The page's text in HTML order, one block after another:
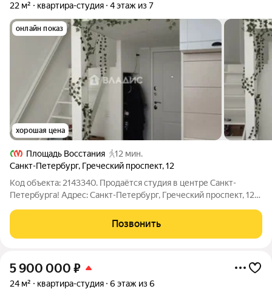
22 м² квартира-студия 4 этаж из 7
онлайн показ
хорошая цена
Площадь Восстания
12 мин.
Санкт-Петербург, Греческий проспект,12
Код объекта: 2143340. Продаётся студия в центре Санкт-
Петербурга! Адрес: Санкт-Петербург, Греческий проспект, 12
Позвонить
5 900 000 ₽
24 м² квартира-студия 6 этаж из 6